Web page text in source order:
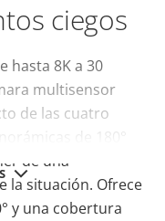
ciegos
hasta 8K a 30
multisensor
de las cuatro
de 180°
de una
la situación. Ofrece
y una cobertura